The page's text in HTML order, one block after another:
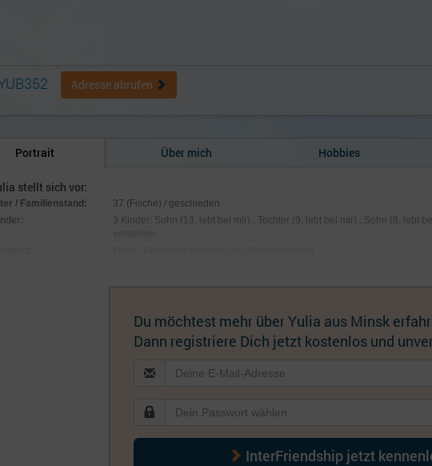
Portrait Über mich Hobbies
stellt sich vor:
/ Familienstand:
37 (Fische) / geschieden
3 Kinder: Sohn (13, lebt bei mir) , Tochter (9, lebt bei mir) , Sohn (8, lebt
170 cm / 80 kg; Augen grün-braun, Haare blond gefärbt
Du möchtest mehr über Yulia aus Minsk
Dann registriere Dich jetzt kostenlos und
InterFriendship jetzt
Adresse abrufen